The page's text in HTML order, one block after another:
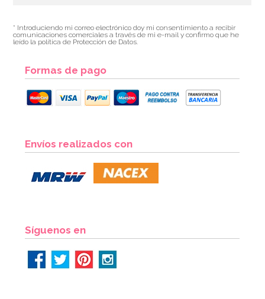
7,95€
* Introduciendo mi correo electrónico doy mi consentimiento a recibir
comunicaciones comerciales a través de mi e-mail y confirmo que he
leído la política de Protección de Datos.
Formas de pago
Envíos realizados con
Síguenos en